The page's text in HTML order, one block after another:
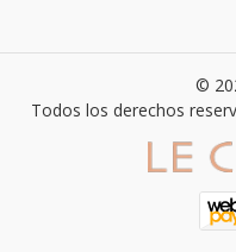
©
Todos los derechos